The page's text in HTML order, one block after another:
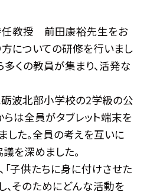
教授 前田康裕先生をお
についての研修を行いまし
くの教員が集まり、活発な
波北部小学校の2学級の公
は全員がタブレット端末を
た。全員の考えを互いに
を深めました。
子供たちに身に付けさせた
、そのためにどんな活動を